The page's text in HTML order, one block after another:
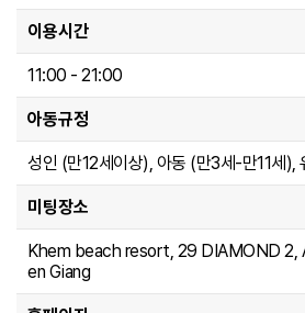
성인 43,747 원
아동 사용불가
유아사용불가
예약
베트남 딥 티슈 60분
Vietnamese Deep Tissue - 60 mins
투어픽 오퍼
성인 46,868 원
아동사용불가
유아사용불가
이용시간
11:00 - 21:00
아동규정
성인 (만12세이상), 아동 (만3세-만11세),
미팅장소
Khem beach resort, 29 DIAMOND 2,
en Giang